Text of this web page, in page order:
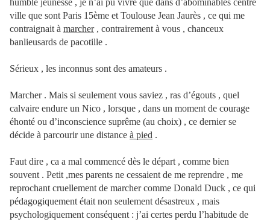
humble jeunesse , je n’ai pu vivre que dans d’abominables centre
ville que sont Paris 15ème et Toulouse Jean Jaurès , ce qui me
contraignait à marcher, contrairement à vous , chanceux
banlieusards de pacotille .
Sérieux , les inconnus sont des amateurs .
Marcher . Mais si seulement vous saviez , ras d’égouts , quel
calvaire endure un Nico , lorsque , dans un moment de courage
éhonté ou d’inconscience suprême (au choix) , ce dernier se
décide à parcourir une distance à pied .
Faut dire , ca a mal commencé dès le départ , comme bien
souvent . Petit ,mes parents ne cessaient de me reprendre , me
reprochant cruellement de marcher comme Donald Duck , ce qui
pédagogiquement était non seulement désastreux , mais
psychologiquement conséquent : j’ai certes perdu l’habitude de